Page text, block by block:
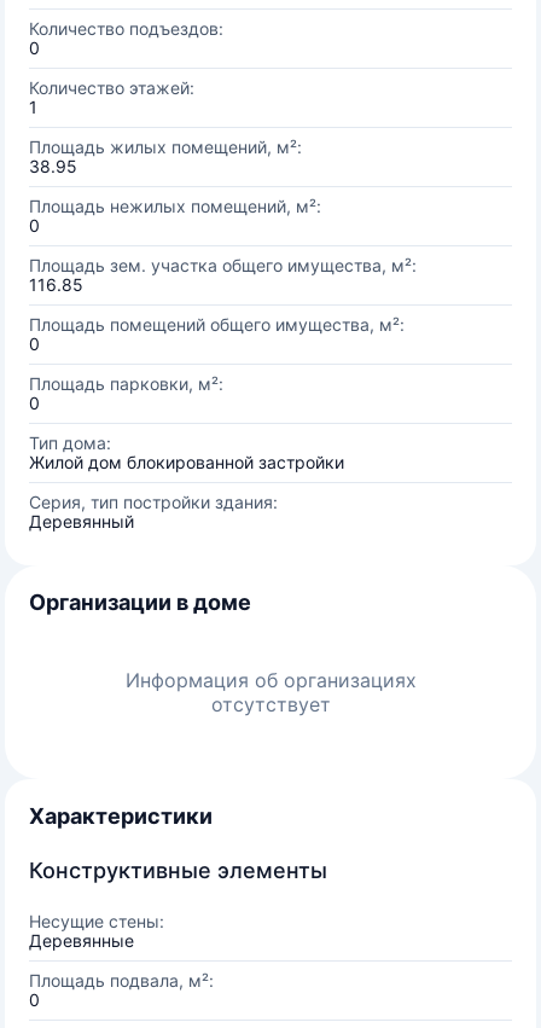
Количество подъездов:
0
Количество этажей:
1
Площадь жилых помещений, м²:
38.95
Площадь нежилых помещений, м²:
0
Площадь зем. участка общего имущества, м²:
116.85
Площадь помещений общего имущества, м²:
0
Площадь парковки, м²:
0
Тип дома:
Жилой дом блокированной застройки
Серия, тип постройки здания:
Деревянный
Организации в доме
Информация об организациях
отсутствует
Характеристики
Конструктивные элементы
Несущие стены:
Деревянные
Площадь подвала, м²:
0